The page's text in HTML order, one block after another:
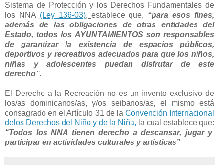
Sistema de Protección y los Derechos Fundamentales de
los NNA (Ley 136-03), establece que, “para esos fines,
además de las obligaciones de otras entidades del
Estado, todos los AYUNTAMIENTOS son responsables
de garantizar la existencia de espacios públicos,
deportivos y recreativos adecuados para que los niños,
niñas y adolescentes puedan disfrutar de este
derecho”.
El Derecho a la Recreación no es un invento exclusivo de
los/as dominicanos/as, y/os seibanos/as, el mismo está
consagrado en el Artículo 31 de la Convención Internacional
delos Derechos del Niño y de la Niña, la cual establece que:
“Todos los NNA tienen derecho a descansar, jugar y
participar en actividades culturales y artísticas”